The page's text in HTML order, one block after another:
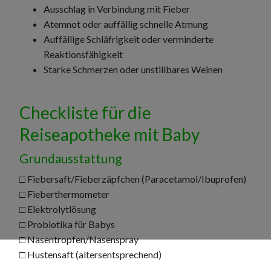
Ausschlag in Verbindung mit Fieber
Atemnot oder auffällig schnelle Atmung
Auffällige Schläfrigkeit oder verminderte
Reaktionsfähigkeit
Starke Schmerzen oder unstillbares Weinen
Checkliste für die
Reiseapotheke mit Baby
Grundausstattung
□ Fiebersaft/Fieberzäpfchen (Paracetamol/Ibuprofen)
□ Fieberthermometer
□ Elektrolytlösung
□ Probiotika für Babys
□ Nasentropfen/Nasenspray
□ Hustensaft (altersentsprechend)